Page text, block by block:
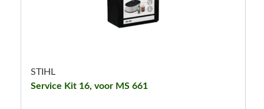
STIHL
Service Kit 16, voor MS 661